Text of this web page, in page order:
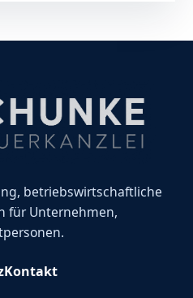
betriebswirtschaftliche
für Unternehmen,
Kontakt